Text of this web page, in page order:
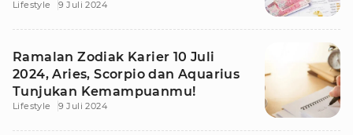
Lifestyle 9 Juli 2024
Ramalan Zodiak Karier 10 Juli
2024, Aries, Scorpio dan Aquarius
Tunjukan Kemampuanmu!
Lifestyle 9 Juli 2024